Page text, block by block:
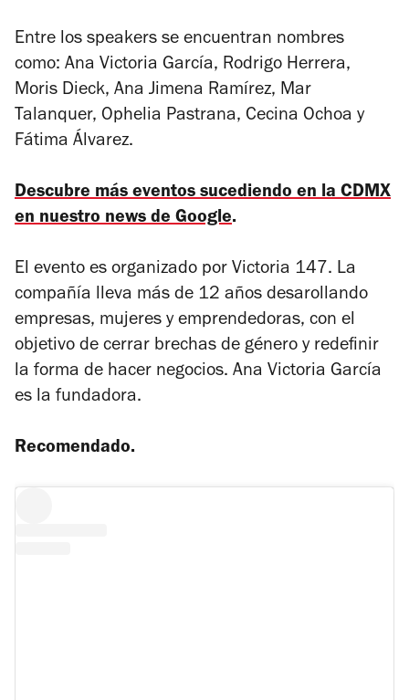
Entre los speakers se encuentran nombres
como: Ana Victoria García, Rodrigo Herrera,
Moris Dieck, Ana Jimena Ramírez, Mar
Talanquer, Ophelia Pastrana, Cecina Ochoa y
Fátima Álvarez.
Descubre más eventos sucediendo en la CDMX
en nuestro news de Google.
El evento es organizado por Victoria 147. La
compañía lleva más de 12 años desarollando
empresas, mujeres y emprendedoras, con el
objetivo de cerrar brechas de género y redefinir
la forma de hacer negocios. Ana Victoria García
es la fundadora.
Recomendado.